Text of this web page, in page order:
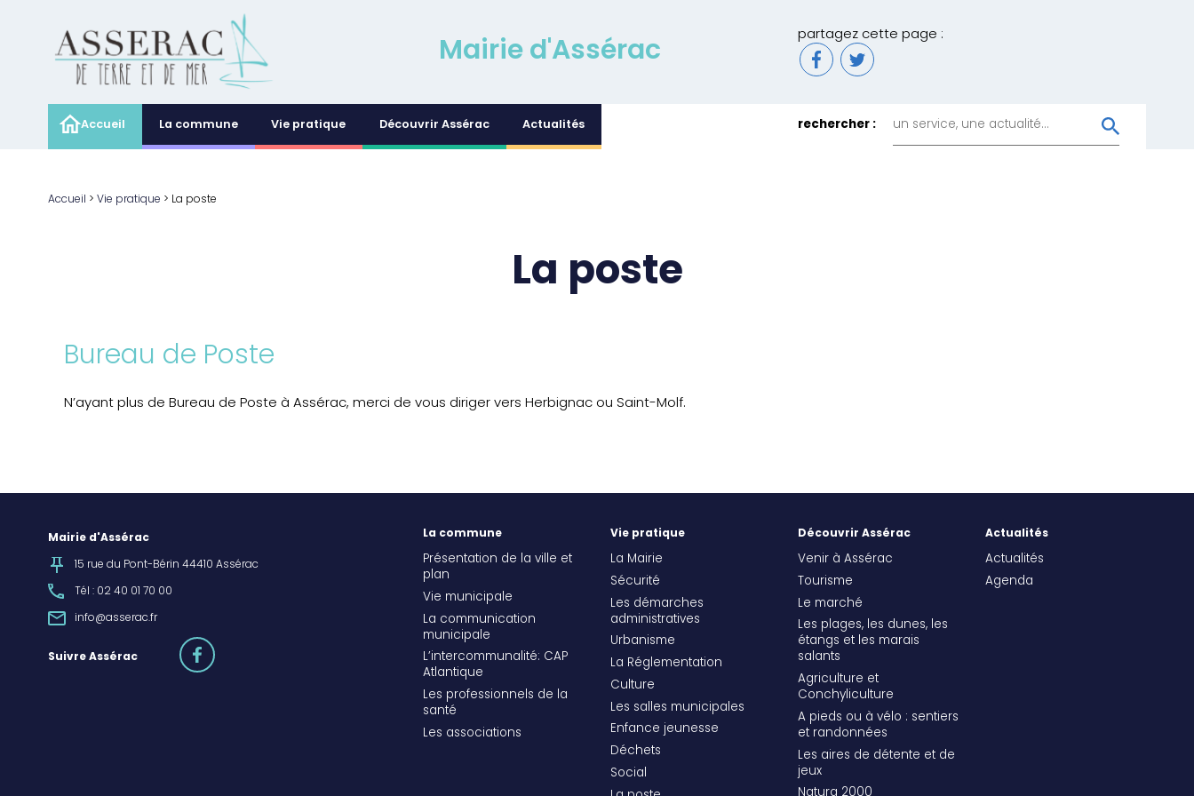
Mairie d'Assérac partagez cette page :
Accueil La commune Vie pratique Découvrir Assérac Actualités rechercher :
Accueil > Vie pratique > La poste
La poste
Bureau de Poste
N’ayant plus de Bureau de Poste à Assérac, merci de vous diriger vers Herbignac ou Saint-Molf.
Mairie d'Assérac
15 rue du Pont-Bérin 44410 Assérac
Tél : 02 40 01 70 00
info@asserac.fr
Suivre Assérac
facebook
La commune
Présentation de la ville et
plan
Vie municipale
La communication
municipale
L’intercommunalité: CAP
Atlantique
Les professionnels de la
santé
Les associations
Vie pratique
La Mairie
Sécurité
Les démarches
administratives
Urbanisme
La Réglementation
Culture
Les salles municipales
Enfance jeunesse
Déchets
Social
Découvrir Assérac
Venir à Assérac
Tourisme
Le marché
Les plages, les dunes, les
étangs et les marais
salants
Agriculture et
Conchyliculture
A pieds ou à vélo : sentiers
et randonnées
Les aires de détente et de
jeux
Actualités
Actualités
Agenda